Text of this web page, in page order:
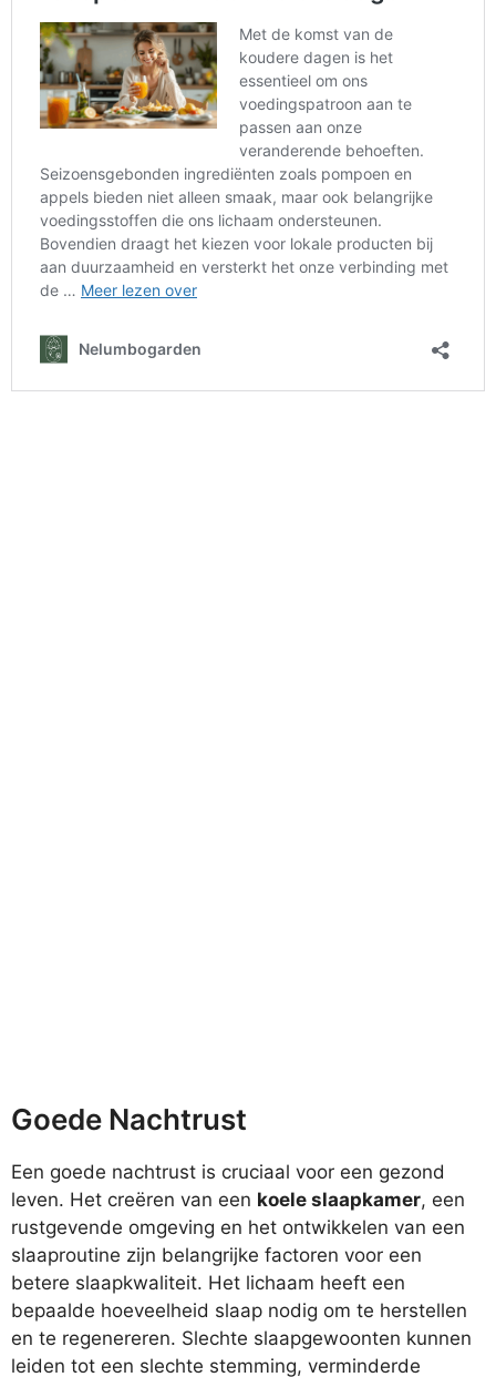
Goede Nachtrust
Een goede nachtrust is cruciaal voor een gezond
leven. Het creëren van een koele slaapkamer, een
rustgevende omgeving en het ontwikkelen van een
slaaproutine zijn belangrijke factoren voor een
betere slaapkwaliteit. Het lichaam heeft een
bepaalde hoeveelheid slaap nodig om te herstellen
en te regenereren. Slechte slaapgewoonten kunnen
leiden tot een slechte stemming, verminderde